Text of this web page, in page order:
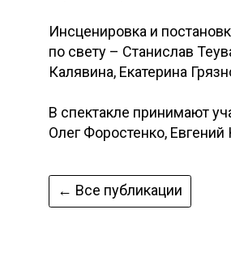
Инсценировка и
по свету – Станислав
Калявина, Екатерина
В спектакле принимают
Олег Форостенко,
← Все публикации